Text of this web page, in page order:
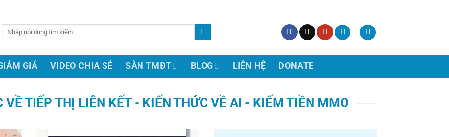
GIÁ VIDEO CHIA SẺ SÀN TMĐT BLOG LIÊN HỆ DONATE
VỀ TIẾP THỊ LIÊN KẾT - KIẾN THỨC VỀ AI - KIẾM TIỀN MMO